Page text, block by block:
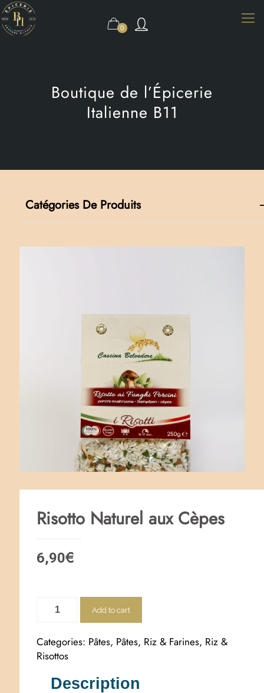
0
Boutique de l’Épicerie
Italienne B11
Catégories De Produits
Risotto Naturel aux Cèpes
6,90€
Add to cart
Categories: Pâtes, Pâtes, Riz & Farines, Riz &
Risottos
Description